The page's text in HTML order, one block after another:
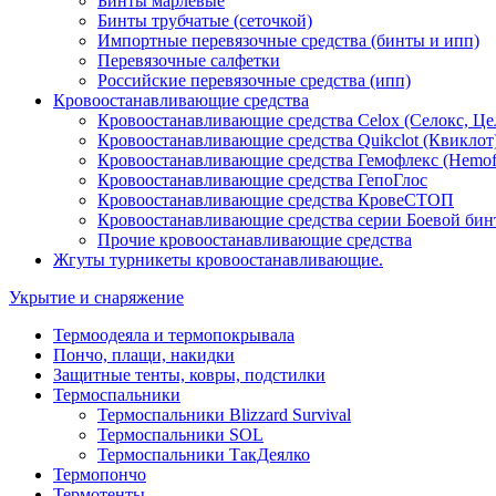
Бинты трубчатые (сеточкой)
Импортные перевязочные средства (бинты и ипп)
Перевязочные салфетки
Российские перевязочные средства (ипп)
Кровоостанавливающие средства
Кровоостанавливающие средства Celox (Селокс,
Кровоостанавливающие средства Quikclot
Кровоостанавливающие средства Гемофлекс
Кровоостанавливающие средства ГепоГлос
Кровоостанавливающие средства КровеСТОП
Кровоостанавливающие средства серии Боевой
Прочие кровоостанавливающие средства
Жгуты турникеты кровоостанавливающие.
Укрытие и снаряжение
Термоодеяла и термопокрывала
Пончо, плащи, накидки
Защитные тенты, ковры, подстилки
Термоспальники
Термоспальники Blizzard Survival
Термоспальники SOL
Термоспальники ТакДеялко
Термопончо